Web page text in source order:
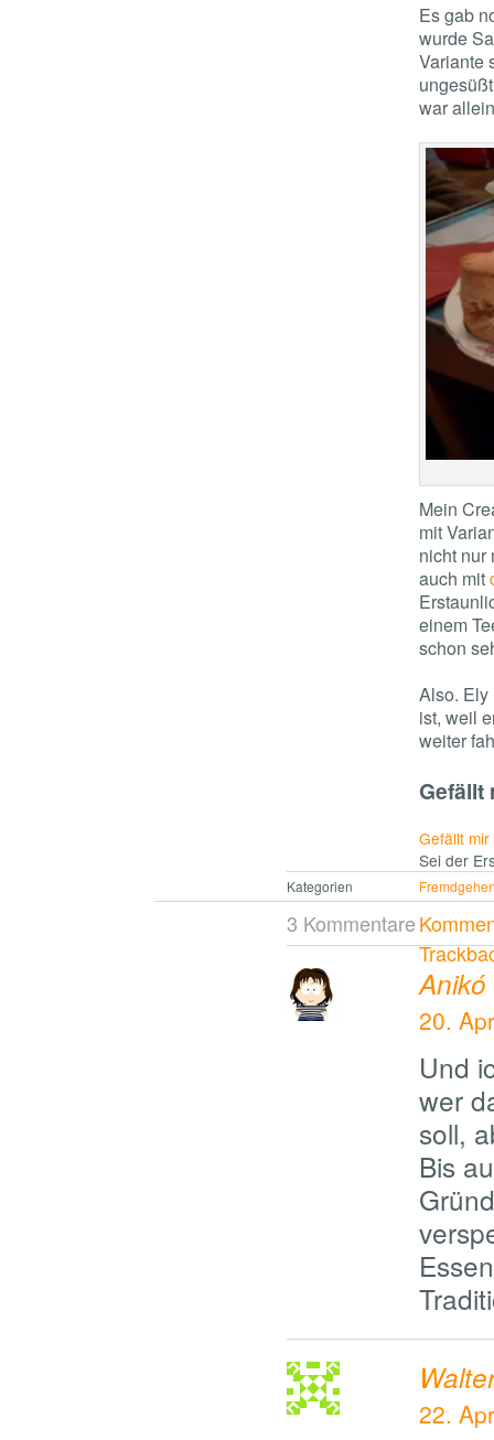
Es gab
wurde
Variante
war
Mein
mit
nicht nur
auch mit
einem
schon
Also. Ely
ist, weil
weiter
Gefällt
Gefällt mir
Sei der
Kategorien
3 Kommentare
Anikó
20.
Und
wer
soll,
Bis
22.